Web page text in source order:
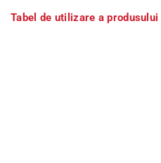
Tabel de utilizare a produsului